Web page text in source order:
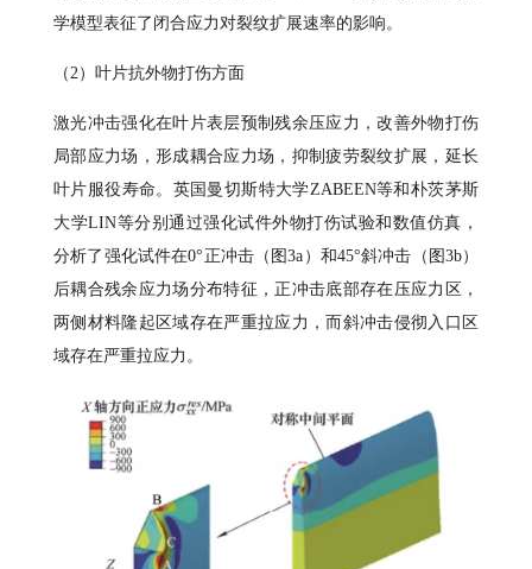
学模型表征了闭合应力对裂纹扩展速率的影响。
（2）叶片抗外物打伤方面
激光冲击强化在叶片表层预制残余压应力，改善外物打伤
局部应力场，形成耦合应力场，抑制疲劳裂纹扩展，延长
叶片服役寿命。英国曼切斯特大学ZABEEN等和朴茨茅斯
大学LIN等分别通过强化试件外物打伤试验和数值仿真，
分析了强化试件在0°正冲击（图3a）和45°斜冲击（图3b）
后耦合残余应力场分布特征，正冲击底部存在压应力区，
两侧材料隆起区域存在严重拉应力，而斜冲击侵彻入口区
域存在严重拉应力。